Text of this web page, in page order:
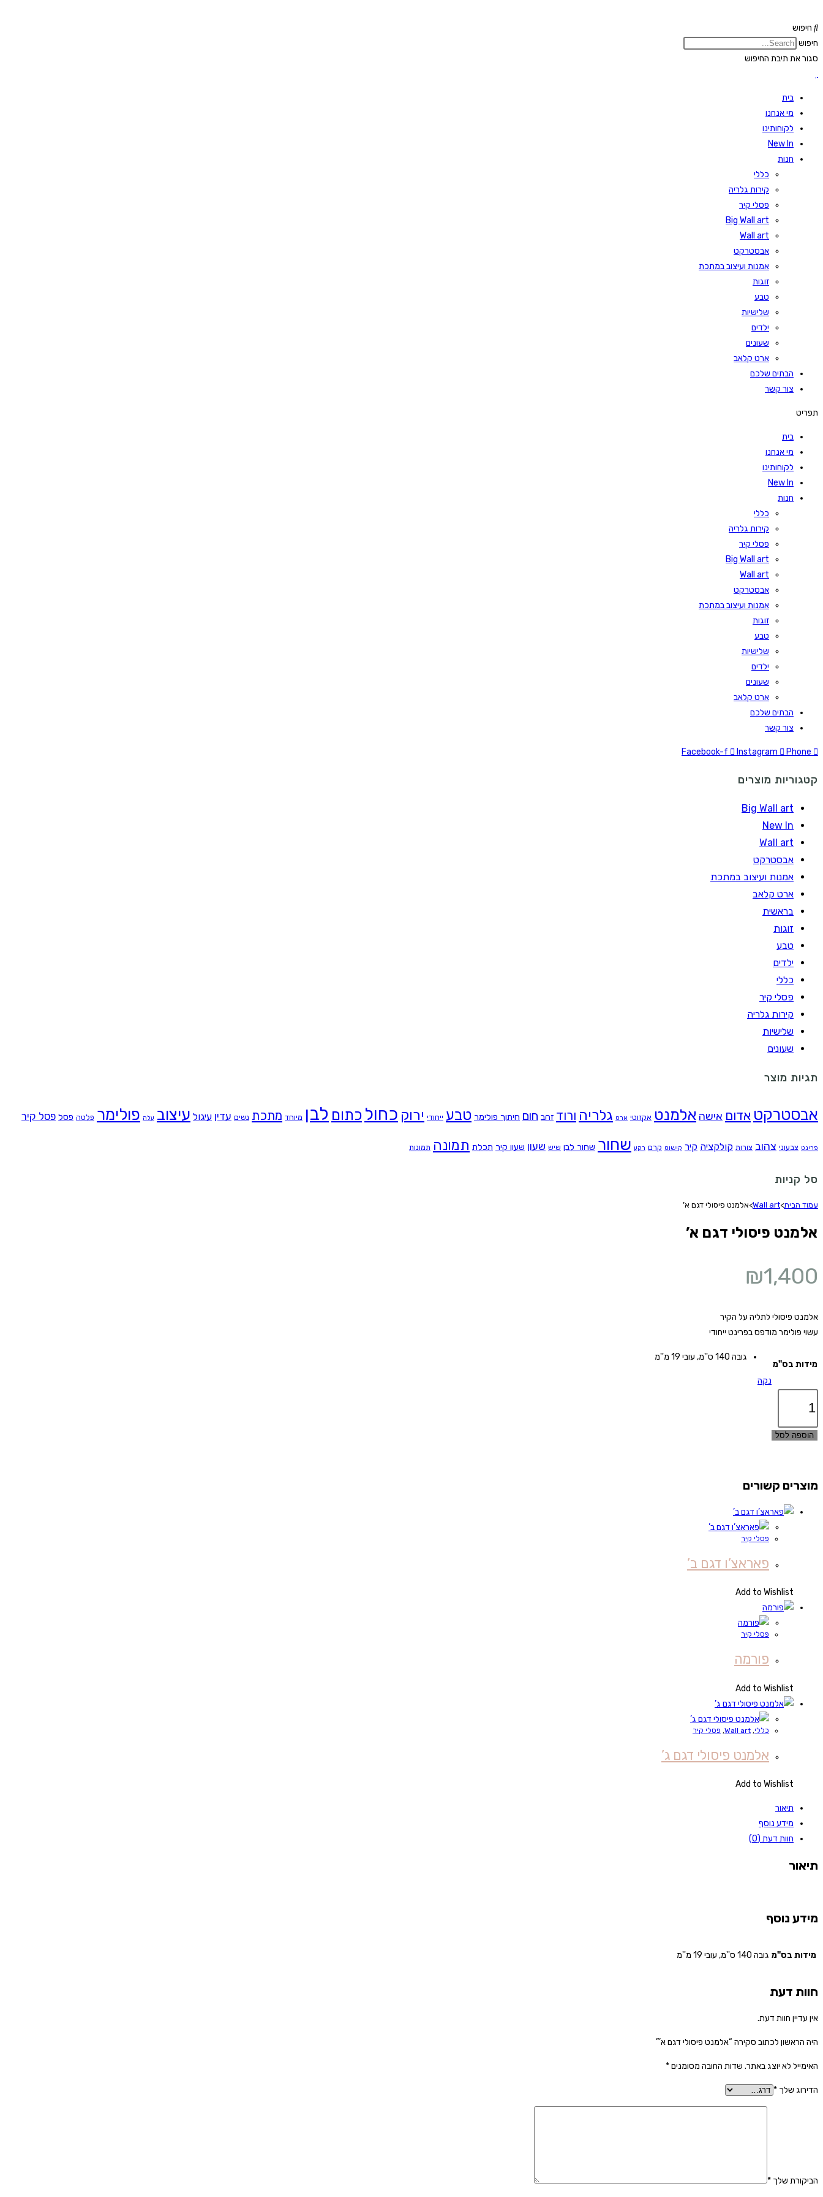
to
content
חיפוש
חיפוש
סגור את תיבת החיפוש
בית
מי אנחנו
לקוחותינו
New In
חנות
כללי
קירות גלריה
פסלי קיר
Big Wall art
Wall art
אבסטרקט
אמנות ועיצוב במתכת
זוגות
טבע
שלישיות
ילדים
שעונים
ארט קלאב
הבתים שלכם
צור קשר
תפריט
בית
מי אנחנו
לקוחותינו
New In
חנות
כללי
קירות גלריה
פסלי קיר
Big Wall art
Wall art
אבסטרקט
אמנות ועיצוב במתכת
זוגות
טבע
שלישיות
ילדים
שעונים
ארט קלאב
הבתים שלכם
צור קשר
Facebook-f Instagram Phone
קטגוריות מוצרים
Big Wall art
New In
Wall art
אבסטרקט
אמנות ועיצוב במתכת
ארט קלאב
בראשית
זוגות
טבע
ילדים
כללי
פסלי קיר
קירות גלריה
שלישיות
שעונים
תגיות מוצר
אבסטרקט אדום אישה אלמנט אקזוטי ארט גלריה ורוד זהב חום חיתוך פולימר טבע ייחודי ירוק כחול כתום לבן מיוחד מתכת נשים עדין עיגול עיצוב עלה פולימר פלטה פסל פסל קיר
פרינט צבעוני צהוב צורות קולקציה קיר קישוט קרם רקע שחור שחור לבן שיש שעון שעון קיר תכלת תמונה תמונות
סל קניות
עמוד הבית>
Wall art
>אלמנט פיסולי דגם א’
אלמנט פיסולי דגם א’
₪1,400
אלמנט פיסולי לתליה על הקיר
עשוי פולימר מודפס בפרינט ייחודי
מידות בס"מ
גובה 140 ס''מ, עובי 19 מ''מ
נקה
של
אלמנט
פיסולי
הוספה לסל
מוצרים קשורים
פסלי קיר
פאראצ’ו דגם ב’
Add to Wishlist
פסלי קיר
פורמה
Add to Wishlist
כללי,
Wall art
, פסלי קיר
אלמנט פיסולי דגם ג’
Add to Wishlist
תיאור
מידע נוסף
חוות דעת (0)
תיאור
מידע נוסף
מידות בס"מ גובה 140 ס''מ, עובי 19 מ''מ
חוות דעת
אין עדיין חוות דעת.
היה הראשון לכתוב סקירה “אלמנט פיסולי דגם א’”
האימייל לא יוצג באתר. שדות החובה מסומנים*
הדירוג שלך *
הביקורת שלך *